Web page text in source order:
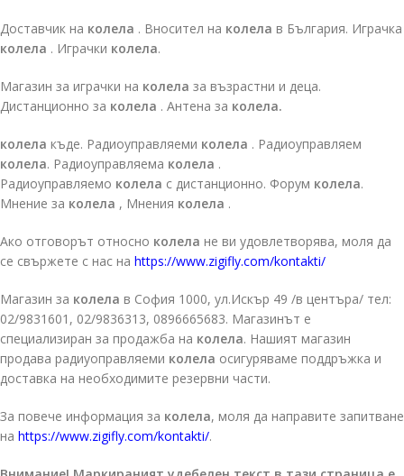
Доставчик на колела . Вносител на колела в България. Играчка
колела . Играчки колела.
Магазин за играчки на колела за възрастни и деца.
Дистанционно за колела . Антена за колела.
колела къде. Радиоуправляеми колела . Радиоуправляем
колела. Радиоуправляема колела .
Радиоуправляемо колела с дистанционно. Форум колела.
Мнение за колела , Мнения колела .
Ако отговорът относно колела не ви удовлетворява, моля да
се свържете с нас на https://www.zigifly.com/kontakti/
Магазин за колела в София 1000, ул.Искър 49 /в центъра/ тел:
02/9831601, 02/9836313, 0896665683. Магазинът е
специализиран за продажба на колела. Нашият магазин
продава радиуоправляеми колела осигуряваме поддръжка и
доставка на необходимите резервни части.
За повече информация за колела, моля да направите запитване
на https://www.zigifly.com/kontakti/.